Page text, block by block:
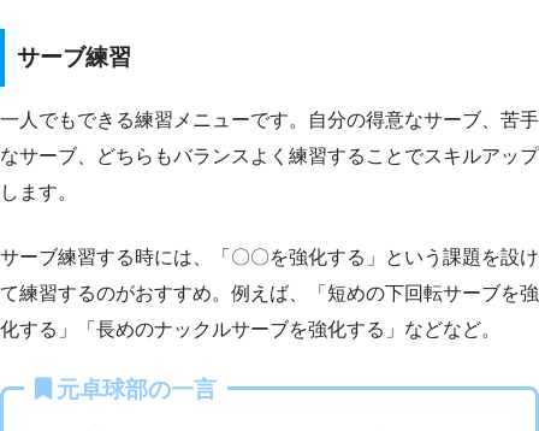
サーブ練習
一人でもできる練習メニューです。自分の得意なサーブ、苦手
なサーブ、どちらもバランスよく練習することでスキルアップ
します。
サーブ練習する時には、「〇〇を強化する」という課題を設け
て練習するのがおすすめ。例えば、「短めの下回転サーブを強
化する」「長めのナックルサーブを強化する」などなど。
元卓球部の一言